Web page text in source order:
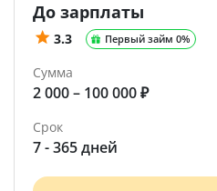
До зарплаты
3.3 Первый займ 0%
Сумма
2 000 – 100 000 ₽
Срок
7 - 365 дней